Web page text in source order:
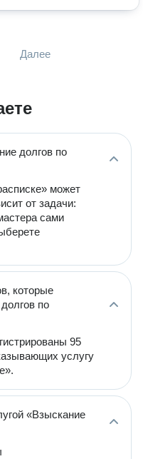
Далее
долгов по
может
от задачи:
сами
которые
по
95
услугу
«Взыскание